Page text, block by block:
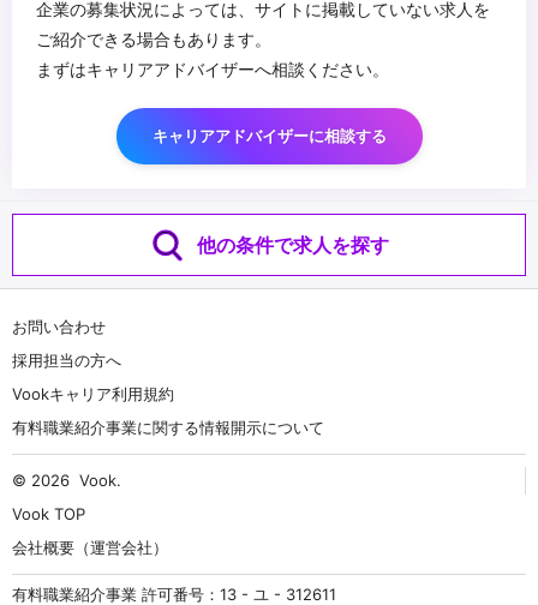
企業の募集状況によっては、サイトに掲載していない求人を
ご紹介できる場合もあります。
まずはキャリアアドバイザーへ相談ください。
キャリアアドバイザーに相談する
他の条件で求人を探す
お問い合わせ
採用担当の方へ
Vookキャリア利用規約
有料職業紹介事業に関する情報開示について
© 2026 Vook.
Vook TOP
会社概要（運営会社）
有料職業紹介事業 許可番号：13 - ユ - 312611